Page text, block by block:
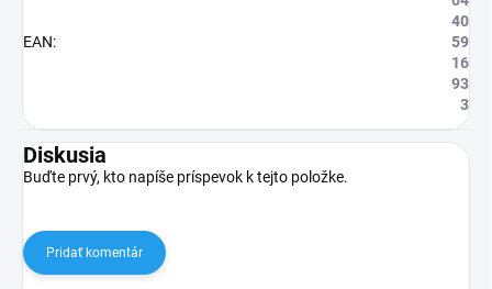
EAN:
40
59
16
93
3
Diskusia
Buďte prvý, kto napíše príspevok k tejto položke.
Pridať komentár